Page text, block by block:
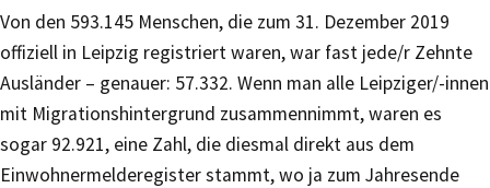
Von den 593.145 Menschen, die zum 31. Dezember 2019
offiziell in Leipzig registriert waren, war fast jede/r Zehnte
Ausländer – genauer: 57.332. Wenn man alle Leipziger/-innen
mit Migrationshintergrund zusammennimmt, waren es
sogar 92.921, eine Zahl, die diesmal direkt aus dem
Einwohnermelderegister stammt, wo ja zum Jahresende